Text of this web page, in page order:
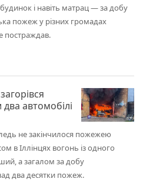
і навіть матрац — за добу
пожеж у різних громадах
постраждав.
два автомобілі
не закінчилося пожежею
в Іллінцях вогонь із одного
а загалом за добу
два десятки пожеж.